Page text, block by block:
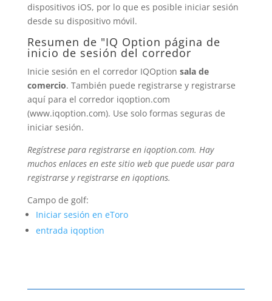
dispositivos iOS, por lo que es posible iniciar sesión
desde su dispositivo móvil.
Resumen de "IQ Option página de
inicio de sesión del corredor
Inicie sesión en el corredor IQOption sala de
comercio. También puede registrarse y registrarse
aquí para el corredor iqoption.com
(www.iqoption.com). Use solo formas seguras de
iniciar sesión.
Regístrese para registrarse en iqoption.com. Hay
muchos enlaces en este sitio web que puede usar para
registrarse y registrarse en iqoptions.
Campo de golf:
Iniciar sesión en eToro
entrada iqoption